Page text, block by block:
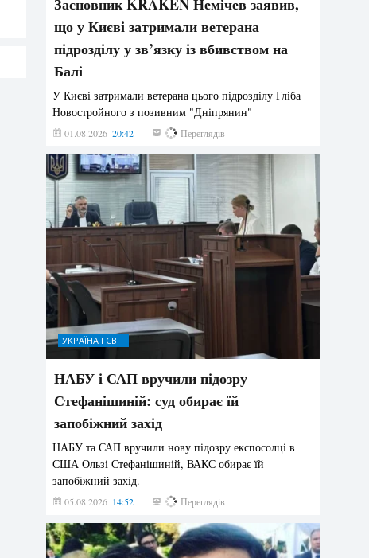
що у Києві затримали ветерана
підрозділу у зв’язку із вбивством на
Балі
У Києві затримали ветерана цього підрозділу Гліба
Новостройного з позивним "Дніпрянин"
01.08.2026 20:42 177 Переглядів
УКРАЇНА І СВІТ
НАБУ і САП вручили підозру
Стефанішиній: суд обирає їй
запобіжний захід
НАБУ та САП вручили нову підозру експосолці в
США Ользі Стефанішиній, ВАКС обирає їй
запобіжний захід.
05.08.2026 14:52 142 Переглядів